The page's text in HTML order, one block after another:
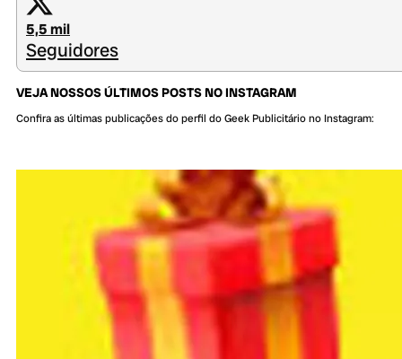
5,5 mil
Seguidores
VEJA NOSSOS ÚLTIMOS POSTS NO INSTAGRAM
Confira as últimas publicações do perfil do Geek Publicitário no Instagram: